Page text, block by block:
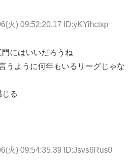
火) 09:52:20.17 ID:yKYihctxp
にはいいだろうね
うように何年もいるリーグじゃな
る
火) 09:54:35.39 ID:Jsvs6Rus0